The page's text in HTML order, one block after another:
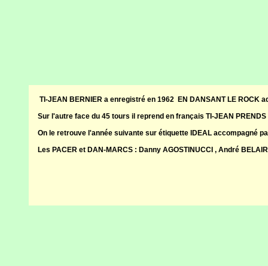
TI-JEAN BERNIER a enregistré en 1962 EN DANSANT LE ROCK
Sur l'autre face du 45 tours il reprend en français TI-JEAN PRENDS
On le retrouve l'année suivante sur étiquette IDEAL accompagné
Les PACER et DAN-MARCS : Danny AGOSTINUCCI , André